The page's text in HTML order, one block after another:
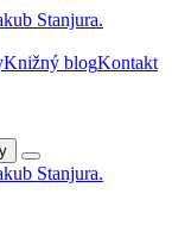
Knižný blogKontakt